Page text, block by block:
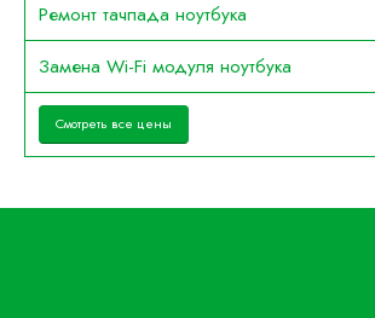
Ремонт тачпада ноутбука
Замена Wi-Fi модуля ноутбука
Смотреть все цены